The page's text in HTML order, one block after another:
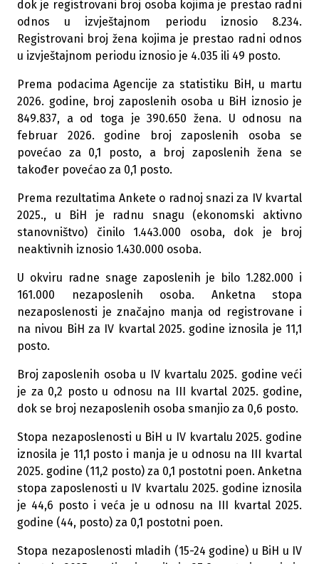
dok je registrovani broj osoba kojima je prestao radni
odnos u izvještajnom periodu iznosio 8.234.
Registrovani broj žena kojima je prestao radni odnos
u izvještajnom periodu iznosio je 4.035 ili 49 posto.
Prema podacima Agencije za statistiku BiH, u martu
2026. godine, broj zaposlenih osoba u BiH iznosio je
849.837, a od toga je 390.650 žena. U odnosu na
februar 2026. godine broj zaposlenih osoba se
povećao za 0,1 posto, a broj zaposlenih žena se
također povećao za 0,1 posto.
Prema rezultatima Ankete o radnoj snazi za IV kvartal
2025., u BiH je radnu snagu (ekonomski aktivno
stanovništvo) činilo 1.443.000 osoba, dok je broj
neaktivnih iznosio 1.430.000 osoba.
U okviru radne snage zaposlenih je bilo 1.282.000 i
161.000 nezaposlenih osoba. Anketna stopa
nezaposlenosti je značajno manja od registrovane i
na nivou BiH za IV kvartal 2025. godine iznosila je 11,1
posto.
Broj zaposlenih osoba u IV kvartalu 2025. godine veći
je za 0,2 posto u odnosu na III kvartal 2025. godine,
dok se broj nezaposlenih osoba smanjio za 0,6 posto.
Stopa nezaposlenosti u BiH u IV kvartalu 2025. godine
iznosila je 11,1 posto i manja je u odnosu na III kvartal
2025. godine (11,2 posto) za 0,1 postotni poen. Anketna
stopa zaposlenosti u IV kvartalu 2025. godine iznosila
je 44,6 posto i veća je u odnosu na III kvartal 2025.
godine (44, posto) za 0,1 postotni poen.
Stopa nezaposlenosti mladih (15-24 godine) u BiH u IV